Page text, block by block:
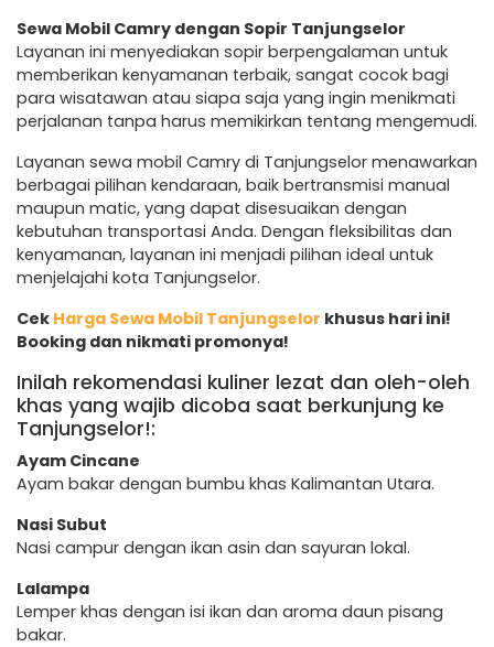
Sewa Mobil Camry dengan Sopir Tanjungselor
Layanan ini menyediakan sopir berpengalaman untuk
memberikan kenyamanan terbaik, sangat cocok bagi
para wisatawan atau siapa saja yang ingin menikmati
perjalanan tanpa harus memikirkan tentang mengemudi.
Layanan sewa mobil Camry di Tanjungselor menawarkan
berbagai pilihan kendaraan, baik bertransmisi manual
maupun matic, yang dapat disesuaikan dengan
kebutuhan transportasi Anda. Dengan fleksibilitas dan
kenyamanan, layanan ini menjadi pilihan ideal untuk
menjelajahi kota Tanjungselor.
Cek Harga Sewa Mobil Tanjungselor khusus hari ini!
Booking dan nikmati promonya!
Inilah rekomendasi kuliner lezat dan oleh-oleh
khas yang wajib dicoba saat berkunjung ke
Tanjungselor!:
Ayam Cincane
Ayam bakar dengan bumbu khas Kalimantan Utara.
Nasi Subut
Nasi campur dengan ikan asin dan sayuran lokal.
Lalampa
Lemper khas dengan isi ikan dan aroma daun pisang
bakar.